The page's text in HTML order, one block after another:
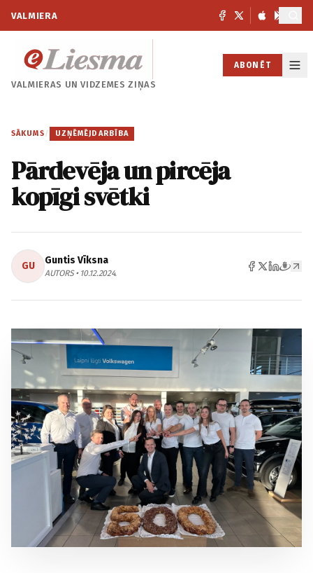
VALMIERA
VALMIERAS UNVIDZEMES ZIŅAS
ABONĒT
SĀKUMS / UZŅĒMĒJDARBĪBA
Pārdevēja un pircēja
kopīgi svētki
GU Guntis Vīksna
AUTORS • 10.12.2024.